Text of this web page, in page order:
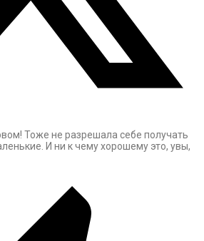
Тоже не разрешала себе получать
И ни к чему хорошему это, увы,